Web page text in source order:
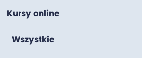
Kursy online
Wszystkie